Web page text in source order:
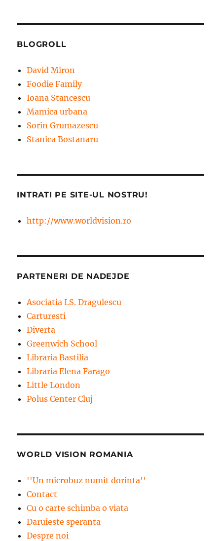
BLOGROLL
David Miron
Foodie Family
Ioana Stancescu
Mamica urbana
Sorin Grumazescu
Stanica Bostanaru
INTRATI PE SITE-UL NOSTRU!
http://www.worldvision.ro
PARTENERI DE NADEJDE
Asociatia I.S. Dragulescu
Carturesti
Diverta
Greenwich School
Libraria Bastilia
Libraria Elena Farago
Little London
Polus Center Cluj
WORLD VISION ROMANIA
''Un microbuz numit dorinta''
Contact
Cu o carte schimba o viata
Daruieste speranta
Despre noi